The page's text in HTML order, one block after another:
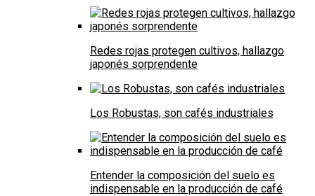
Redes rojas protegen cultivos, hallazgo
japonés sorprendente
Los Robustas, son cafés industriales
Entender la composición del suelo es
indispensable en la producción de café